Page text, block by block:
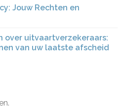
Jouw Rechten en
over uitvaartverzekeraars:
van uw laatste afscheid